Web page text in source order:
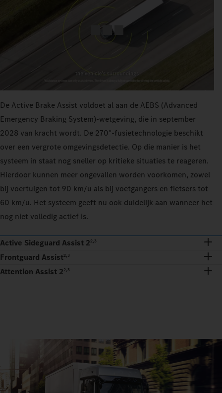
De Active Brake Assist voldoet al aan de AEBS (Advanced
Emergency Braking System)-wetgeving, die in september
2028 van kracht wordt. De 270°-fusietechnologie beschikt
over een vergrote omgevingsdetectie. Op die manier is het
systeem in staat nog sneller op kritieke situaties te reageren.
Hierdoor kunnen meer ongevallen worden voorkomen, zowel
bij voertuigen tot 90 km/u als bij voetgangers en fietsers tot
60 km/u. Het systeem geeft nu ook duidelijk aan wanneer het
nog niet volledig actief is.
Active Sideguard Assist 22,3
Frontguard Assist2,3
Attention Assist 22,3